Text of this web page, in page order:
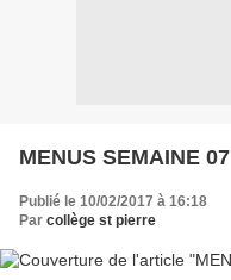
MENUS SEMAINE 07
Publié le 10/02/2017 à 16:18
Par collège st pierre